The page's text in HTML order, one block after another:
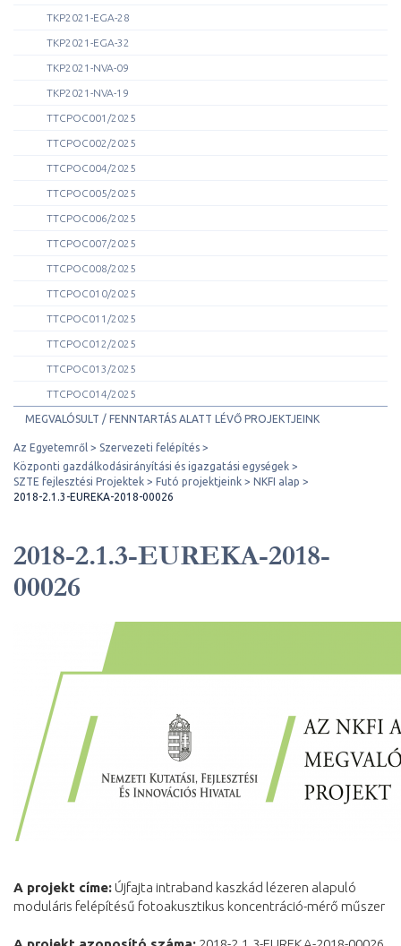
TKP2021-EGA-28
TKP2021-EGA-32
TKP2021-NVA-09
TKP2021-NVA-19
TTCPOC001/2025
TTCPOC002/2025
TTCPOC004/2025
TTCPOC005/2025
TTCPOC006/2025
TTCPOC007/2025
TTCPOC008/2025
TTCPOC010/2025
TTCPOC011/2025
TTCPOC012/2025
TTCPOC013/2025
TTCPOC014/2025
MEGVALÓSULT / FENNTARTÁS ALATT LÉVŐ PROJEKTJEINK
Az Egyetemről
Szervezeti felépítés
Központi gazdálkodásirányítási és igazgatási egységek
SZTE fejlesztési Projektek
Futó projektjeink
NKFI alap
2018-2.1.3-EUREKA-2018-00026
2018-2.1.3-EUREKA-2018-
00026
A projekt címe: Újfajta intraband kaszkád lézeren alapuló
moduláris felépítésű fotoakusztikus koncentráció-mérő műszer